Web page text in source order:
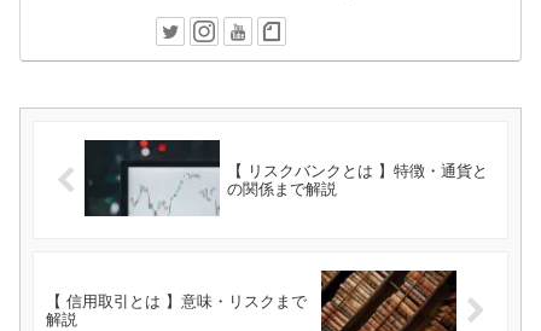
【 リスクバンクとは 】特徴・通貨と
の関係まで解説
【 信用取引とは 】意味・リスクまで
解説